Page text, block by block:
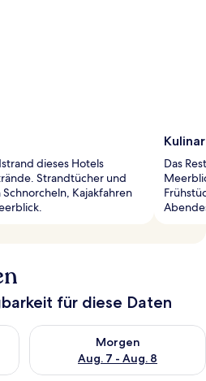
dieses Hotels
Strandtücher und
Kajakfahren
Das
für diese Daten
für heute Nacht, Aug. 6 - Aug. 7.
Morgen
Aug. 7 - Aug. 8
Überprüfe die Verfügbarkeit